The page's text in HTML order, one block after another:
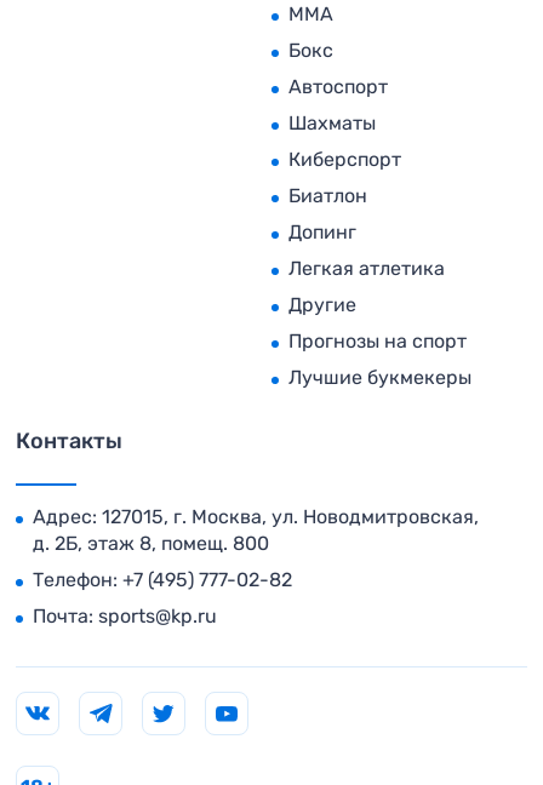
MMA
Бокс
Автоспорт
Шахматы
Киберспорт
Биатлон
Допинг
Легкая атлетика
Другие
Прогнозы на спорт
Лучшие букмекеры
Контакты
Адрес: 127015, г. Москва, ул. Новодмитровская,
д. 2Б, этаж 8, помещ. 800
Телефон: +7 (495) 777-02-82
Почта: sports@kp.ru